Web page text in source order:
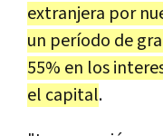
extranjera por
un período de
55% en los
el capital.